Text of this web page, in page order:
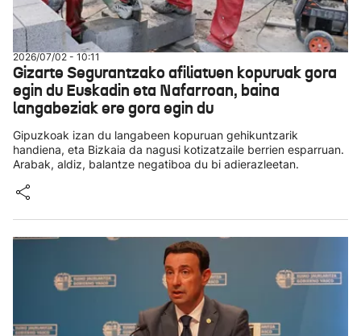
2026/07/02 - 10:11
Gizarte Segurantzako afiliatuen kopuruak gora
egin du Euskadin eta Nafarroan, baina
langabeziak ere gora egin du
Gipuzkoak izan du langabeen kopuruan gehikuntzarik
handiena, eta Bizkaia da nagusi kotizatzaile berrien esparruan.
Arabak, aldiz, balantze negatiboa du bi adierazleetan.